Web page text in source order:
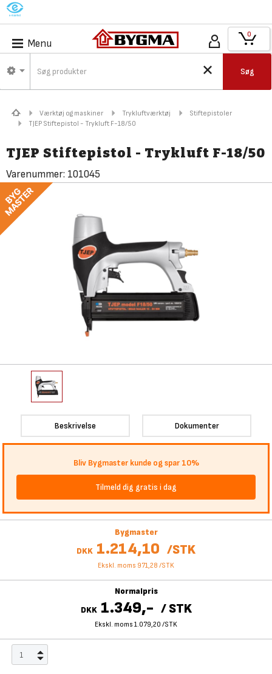
M
Menu
Søg
0
Værktøj og maskiner Trykluftværktøj
Stiftepistoler
TJEP Stiftepistol - Trykluft F-18/50
TJEP Stiftepistol - Trykluft F-18/50
Varenummer: 101045
Beskrivelse Dokumenter
Bliv Bygmaster kunde og spar 10%
Tilmeld dig gratis i dag
Bygmaster
DKK 1.214,10 /STK
Ekskl. moms 971,28 /STK
Normalpris
DKK 1.349,- / STK
Ekskl. moms 1.079,20 /STK